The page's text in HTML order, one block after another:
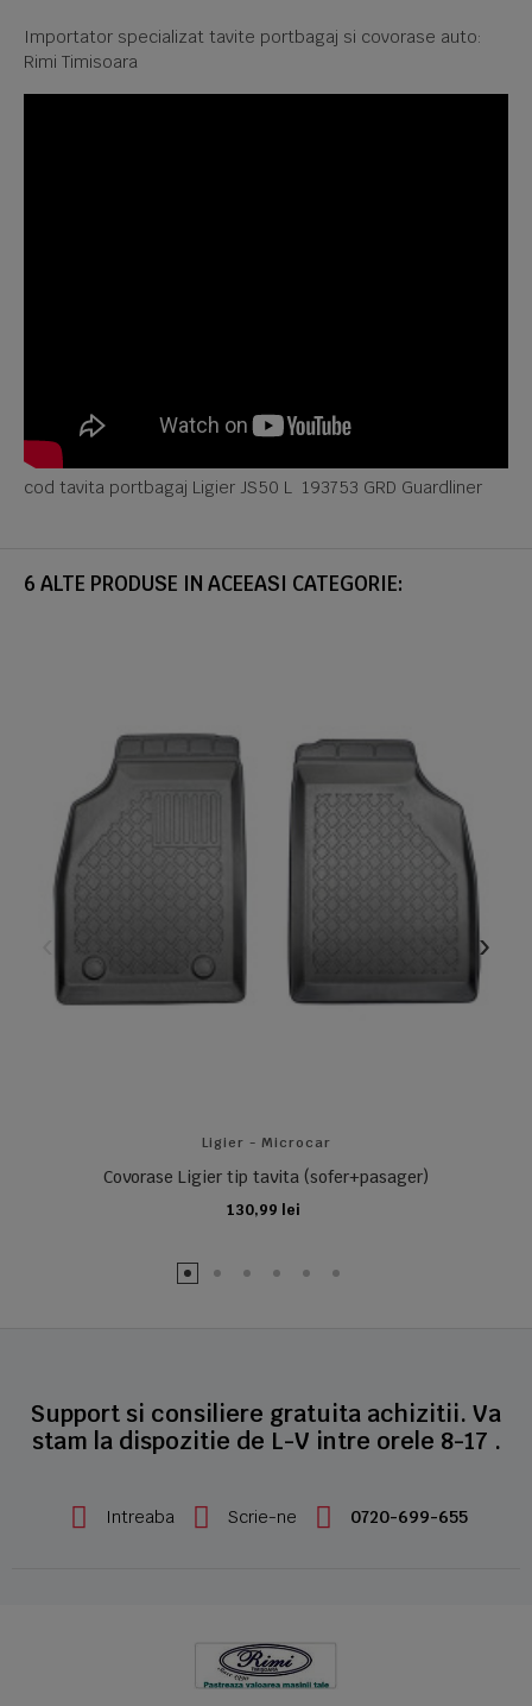
Importator specializat tavite portbagaj si covorase auto:
Rimi Timisoara
cod tavita portbagaj Ligier JS50 L 193753 GRD Guardliner
6 ALTE PRODUSE IN ACEEASI CATEGORIE:
Ligier - Microcar
Covorase Ligier tip tavita (sofer+pasager)
130,99 lei
ADAUGA IN COS
Support si consiliere gratuita achizitii. Va
stam la dispozitie de L-V intre orele 8-17 .
Intreaba Scrie-ne 0720-699-655